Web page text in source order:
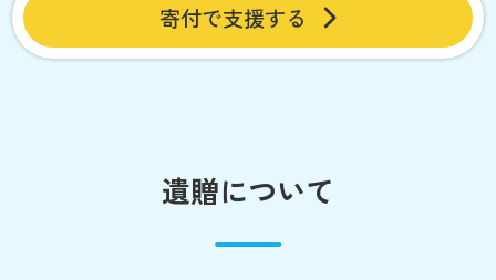
寄付で支援する
遺贈について